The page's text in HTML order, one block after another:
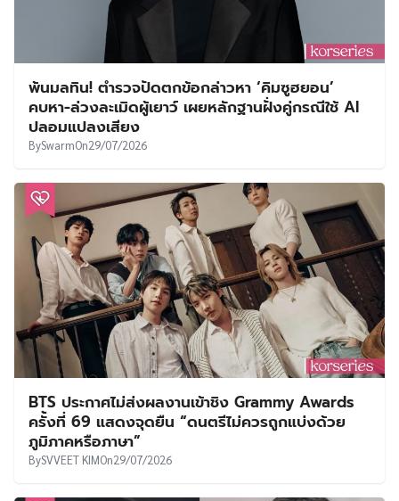
พ้นมลทิน! ตำรวจปัดตกข้อกล่าวหา ‘คิมซูฮยอน’
คบหา-ล่วงละเมิดผู้เยาว์ เผยหลักฐานฝั่งคู่กรณีใช้ AI
ปลอมแปลงเสียง
BySwarmOn29/07/2026
BTS ประกาศไม่ส่งผลงานเข้าชิง Grammy Awards
ครั้งที่ 69 แสดงจุดยืน “ดนตรีไม่ควรถูกแบ่งด้วย
ภูมิภาคหรือภาษา”
BySVVEET KIMOn29/07/2026